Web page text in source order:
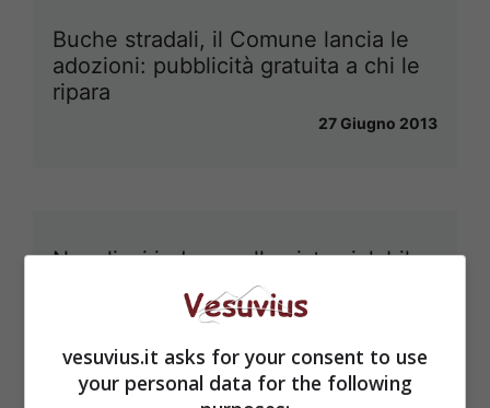
Buche stradali, il Comune lancia le
adozioni: pubblicità gratuita a chi le
ripara
27 Giugno 2013
Napoli, si indaga sulla pista ciclabile
vesuvius.it asks for your consent to use
your personal data for the following